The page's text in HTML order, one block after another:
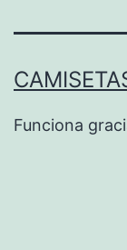
Funciona